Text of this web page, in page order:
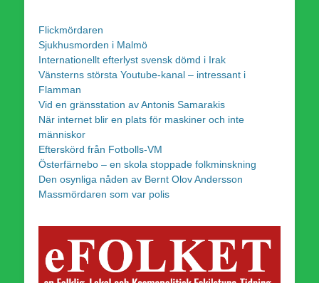
Flickmördaren
Sjukhusmorden i Malmö
Internationellt efterlyst svensk dömd i Irak
Vänsterns största Youtube-kanal – intressant i
Flamman
Vid en gränsstation av Antonis Samarakis
När internet blir en plats för maskiner och inte
människor
Efterskörd från Fotbolls-VM
Österfärnebo – en skola stoppade folkminskning
Den osynliga nåden av Bernt Olov Andersson
Massmördaren som var polis